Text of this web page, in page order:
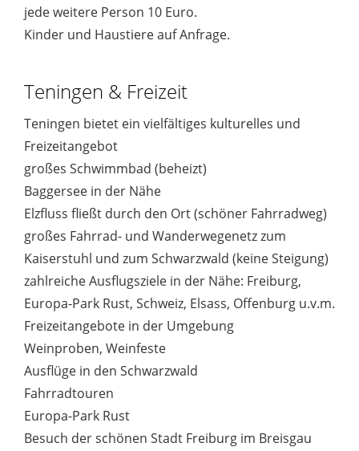
jede weitere Person 10 Euro.
Kinder und Haustiere auf Anfrage.
Teningen & Freizeit
Teningen bietet ein vielfältiges kulturelles und
Freizeitangebot
großes Schwimmbad (beheizt)
Baggersee in der Nähe
Elzfluss fließt durch den Ort (schöner Fahrradweg)
großes Fahrrad- und Wanderwegenetz zum
Kaiserstuhl und zum Schwarzwald (keine Steigung)
zahlreiche Ausflugsziele in der Nähe: Freiburg,
Europa-Park Rust, Schweiz, Elsass, Offenburg u.v.m.
Freizeitangebote in der Umgebung
Weinproben, Weinfeste
Ausflüge in den Schwarzwald
Fahrradtouren
Europa-Park Rust
Besuch der schönen Stadt Freiburg im Breisgau